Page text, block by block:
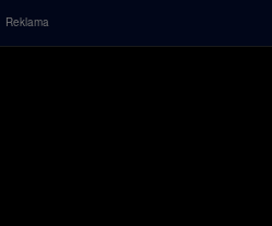
Reklama